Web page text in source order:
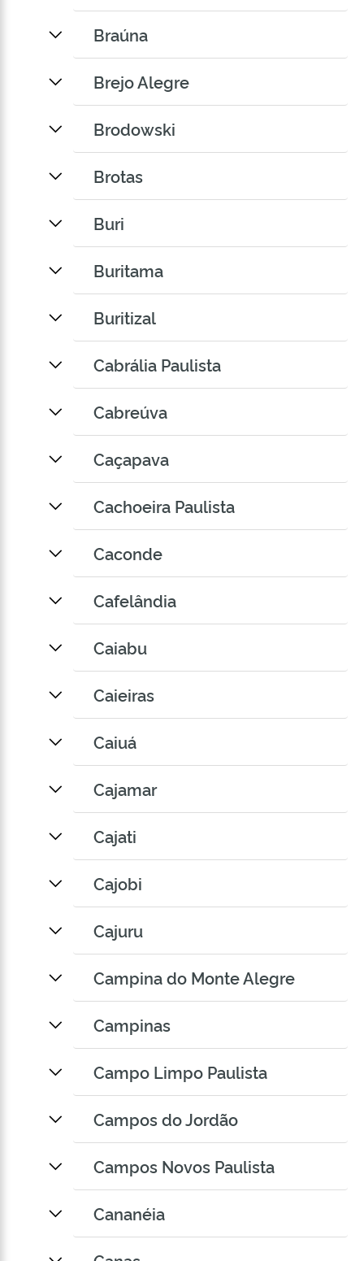
Braúna
Brejo Alegre
Brodowski
Brotas
Buri
Buritama
Buritizal
Cabrália Paulista
Cabreúva
Caçapava
Cachoeira Paulista
Caconde
Cafelândia
Caiabu
Caieiras
Caiuá
Cajamar
Cajati
Cajobi
Cajuru
Campina do Monte Alegre
Campinas
Campo Limpo Paulista
Campos do Jordão
Campos Novos Paulista
Cananéia